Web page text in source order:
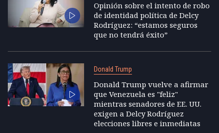
Opinión sobre el intento de robo
de identidad política de Delcy
Rodríguez: “estamos seguros
que no tendrá éxito”
Donald Trump
Donald Trump vuelve a afirmar
que Venezuela es "feliz"
mientras senadores de EE. UU.
exigen a Delcy Rodríguez
elecciones libres e inmediatas